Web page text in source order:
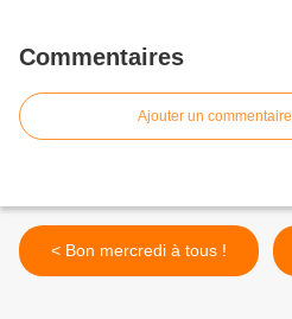
Commentaires
Ajouter un commentaire
< Bon mercredi à tous !